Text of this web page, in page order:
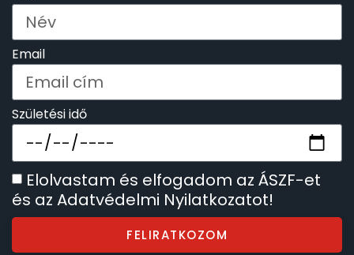
Email
Születési idő
Elolvastam és elfogadom az ÁSZF-et
és az Adatvédelmi Nyilatkozatot!
FELIRATKOZOM